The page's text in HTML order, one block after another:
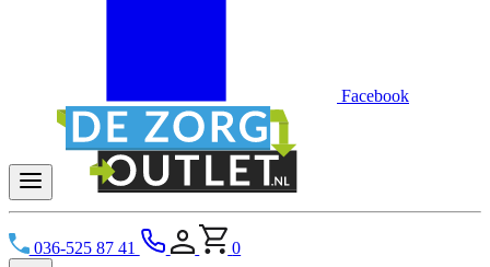
Facebook
036-525 87 41 0